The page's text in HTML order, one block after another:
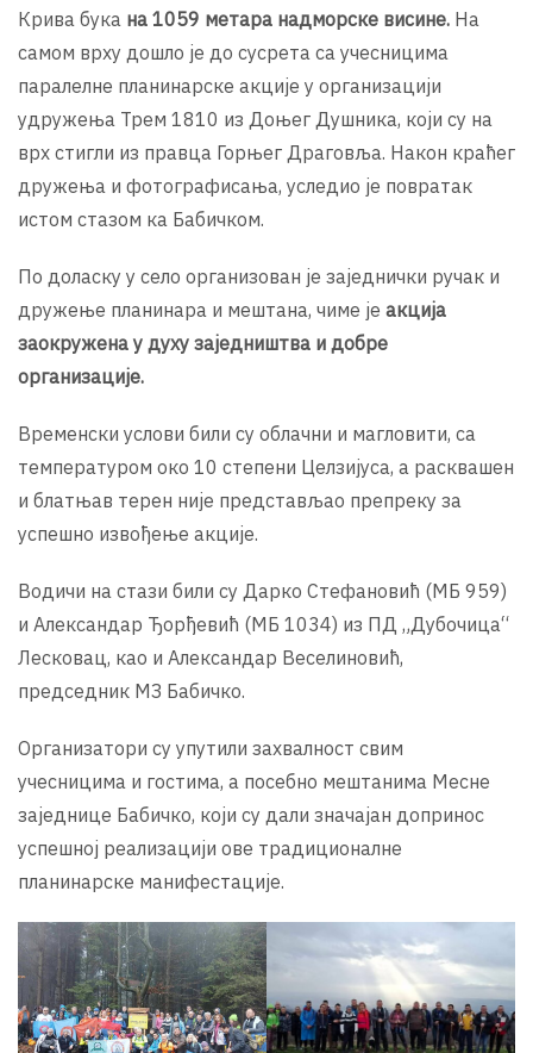
Крива бука на 1059 метара надморске висине. На
самом врху дошло је до сусрета са учесницима
паралелне планинарске акције у организацији
удружења Трем 1810 из Доњег Душника, који су на
врх стигли из правца Горњег Драговља. Након краћег
дружења и фотографисања, уследио је повратак
истом стазом ка Бабичком.
По доласку у село организован је заједнички ручак и
дружење планинара и мештана, чиме је акција
заокружена у духу заједништва и добре
организације.
Временски услови били су облачни и магловити, са
температуром око 10 степени Целзијуса, а расквашен
и блатњав терен није представљао препреку за
успешно извођење акције.
Водичи на стази били су Дарко Стефановић (МБ 959)
и Александар Ђорђевић (МБ 1034) из ПД „Дубочица“
Лесковац, као и Александар Веселиновић,
председник МЗ Бабичко.
Организатори су упутили захвалност свим
учесницима и гостима, а посебно мештанима Месне
заједнице Бабичко, који су дали значајан допринос
успешној реализацији ове традиционалне
планинарске манифестације.